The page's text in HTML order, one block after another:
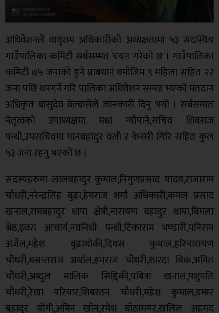
अधिवेशनले वावुराम अधिकारीको अध्यक्षतामा ५३ सदस्यिय
गाउँपालिका कमिटी सर्बसम्मत चयन गरेको छ । गाउँपालिका
कमिटी ७५ जनाको हुने प्राबधान बमोजिम ९ महिला सहित २२
जना पछि थपगर्ने गरि पालिका अधिवेशन सम्पन्न भएको मतदान
अधिकृत बासुदेव बेल्बासेले जानकारी दिनु भयो । सर्बसम्मत
नेतृत्वको उपाध्यक्षमा मधा न्यौपाने,सचिव शिबराज
पन्थी,उपसचिवमा मानबहादुर वली र केसरी गिरि सहित कुल
५३ जना रहनु भएको छ ।
सदस्यहरुमा लालबहादुर कुमाल,निगुणप्रसाद यादव,राजाराम
चौधरी,नरेन्द्रसिंह बुढा,हेमराज शर्मा अधिकारी,कमल प्रसाद
खनाल,रामबहादुर थापा क्षेत्री,नारायण बहादुर थापा,बिमला
श्रेष्ठ,इवरा आचार्य,नवनिधी पन्थी,टिकाराम भण्डारी,मनिराम
अर्जेल,महेश बुढाथोकी,दिवस कुमाल,हरिनारायण
चौधरी,बसन्तराज अर्याल,हमराज चौधरी,शारदा बिक,अमित
चौधरी,अब्दुल मालिक सिद्दिकी,पबित्रा खनाल,पशुपति
चौधरी,रेखा परियार,शिबरतन चौधरी,महेश कुमाल,डम्बर
बहादुर योगी,अमिन खाँन,रमेश बाँठामगर,खलिल अहमद